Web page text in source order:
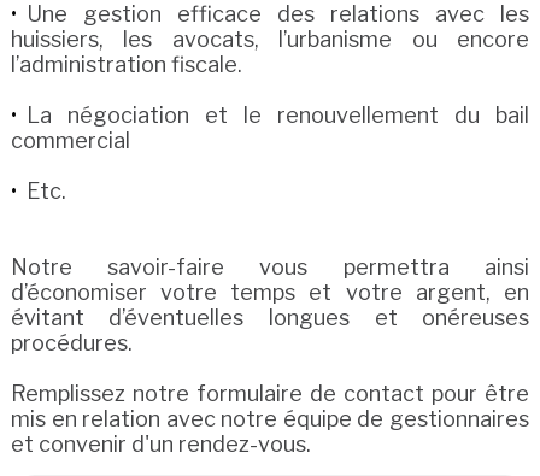
Une gestion efficace des relations avec les
huissiers, les avocats, l’urbanisme ou encore
l’administration fiscale.
La négociation et le renouvellement du bail
commercial
Etc.
Notre savoir-faire vous permettra ainsi
d’économiser votre temps et votre argent, en
évitant d’éventuelles longues et onéreuses
procédures.
Remplissez notre formulaire de contact pour être
mis en relation avec notre équipe de gestionnaires
et convenir d'un rendez-vous.